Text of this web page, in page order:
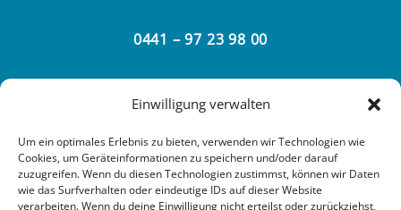
Einwilligung verwalten
Um ein optimales Erlebnis zu bieten, verwenden wir Technologien wie
Cookies, um Geräteinformationen zu speichern und/oder darauf
zuzugreifen. Wenn du diesen Technologien zustimmst, können wir Daten
wie das Surfverhalten oder eindeutige IDs auf dieser Website
verarbeiten. Wenn du deine Einwilligung nicht erteilst oder zurückziehst,
0441 – 97 23 98 00

info@paddfinners.de